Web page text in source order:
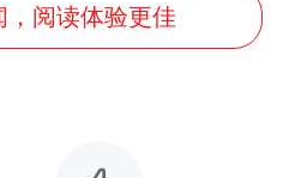
阅读体验更佳